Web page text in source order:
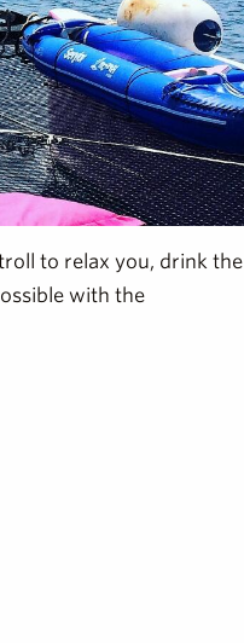
to relax you, drink the
with the